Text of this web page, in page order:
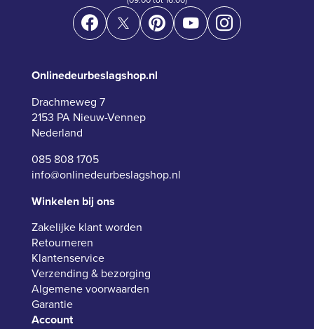
Onlinedeurbeslagshop.nl
Drachmeweg 7
2153 PA Nieuw-Vennep
Nederland
085 808 1705
info@onlinedeurbeslagshop.nl
Winkelen bij ons
Zakelijke klant worden
Retourneren
Klantenservice
Verzending & bezorging
Algemene voorwaarden
Garantie
Account